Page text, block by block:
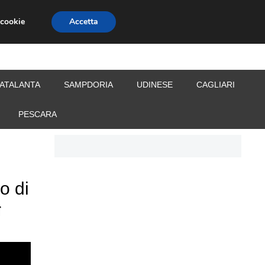
CALCIOMERCATO
ATALANTA SAMPDORIA UDINESE CAGLIARI
PESCARA
di
Accetta